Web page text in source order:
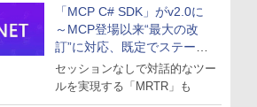
「MCP C# SDK」がv2.0に
～MCP登場以来“最大の改
訂”に対応、既定でステート
レスへ
セッションなしで対話的なツー
ルを実現する「MRTR」も